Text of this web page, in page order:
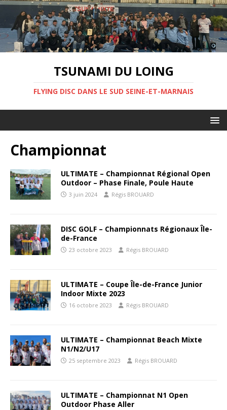
TSUNAMI DU LOING
FLYING DISC DANS LE SUD SEINE-ET-MARNAIS
Championnat
ULTIMATE – Championnat Régional Open
Outdoor – Phase Finale, Poule Haute
3 juin 2024 Régis BROUARD
DISC GOLF – Championnats Régionaux Île-
de-France
23 octobre 2023 Régis BROUARD
ULTIMATE – Coupe Île-de-France Junior
Indoor Mixte 2023
16 octobre 2023 Régis BROUARD
ULTIMATE – Championnat Beach Mixte
N1/N2/U17
25 septembre 2023 Régis BROUARD
ULTIMATE – Championnat N1 Open
Outdoor Phase Aller